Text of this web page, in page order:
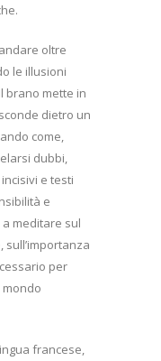
oltre
le illusioni
brano mette in
dietro un
come,
dubbi,
e testi
e
meditare sul
per
francese,